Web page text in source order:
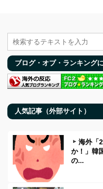
ブログ・オブ・ランキング
人気記事（外部サイト）
海外「
か！」韓
の...